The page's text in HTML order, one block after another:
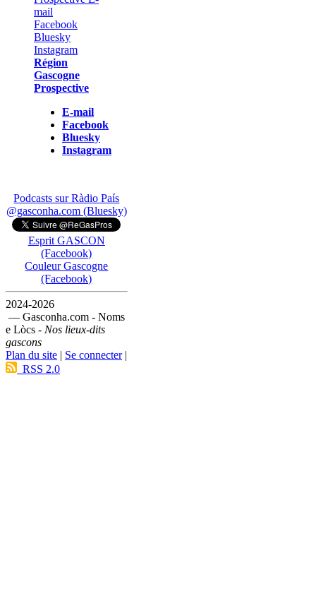
Région
Gascogne
Prospective
E-mail
Facebook
Bluesky
Instagram
Podcasts sur Ràdio País
@gasconha.com (Bluesky)
Esprit GASCON
(Facebook)
Couleur Gascogne
(Facebook)
2024-2026
— Gasconha.com - Noms
e Lòcs - Nos lieux-dits
gascons
Plan du site | Se connecter|
RSS 2.0